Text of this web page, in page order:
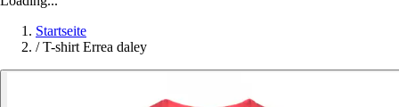
Startseite
/ T-shirt Errea daley